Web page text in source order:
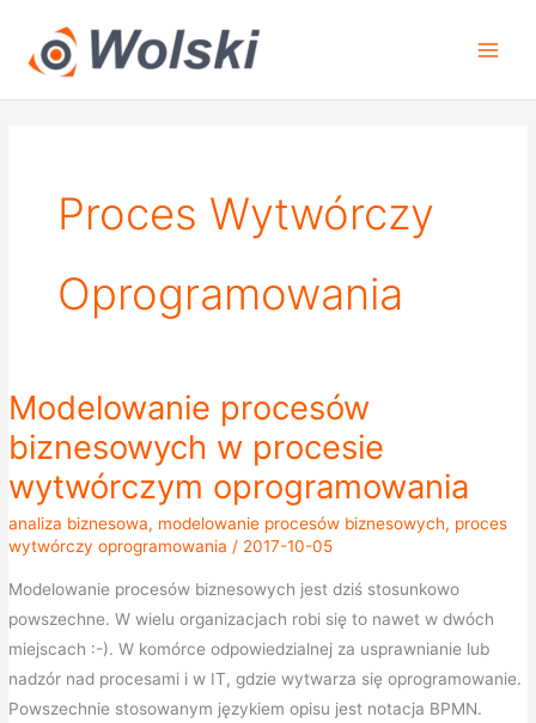
treści
Proces Wytwórczy
Oprogramowania
Modelowanie procesów
biznesowych w procesie
wytwórczym oprogramowania
analiza biznesowa, modelowanie procesów biznesowych, proces
wytwórczy oprogramowania / 2017-10-05
Modelowanie procesów biznesowych jest dziś stosunkowo
powszechne. W wielu organizacjach robi się to nawet w dwóch
miejscach :-). W komórce odpowiedzialnej za usprawnianie lub
nadzór nad procesami i w IT, gdzie wytwarza się oprogramowanie.
Powszechnie stosowanym językiem opisu jest notacja BPMN.
Modelowanie
biznesowych
w
procesie
wytwórczym
oprogramowania